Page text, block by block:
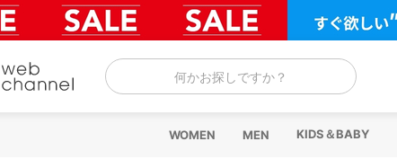
何かお探しですか？
WOMEN MEN KIDS＆BABY